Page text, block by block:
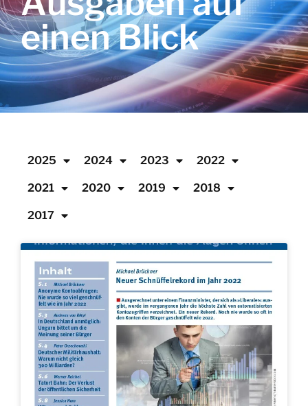
einen Blick
2025 2024 2023 2022
2021 2020 2019 2018
2017